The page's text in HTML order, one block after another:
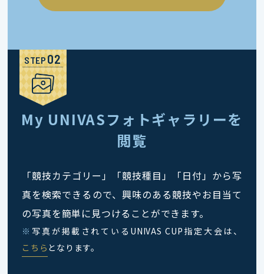
STEP
My UNIVASフォトギャラリーを
閲覧
「競技カテゴリー」「競技種目」「日付」から写
真を検索できるので、興味のある競技やお目当て
の写真を簡単に見つけることができます。
※ 写真が掲載されているUNIVAS CUP指定大会は、
こちら となります。